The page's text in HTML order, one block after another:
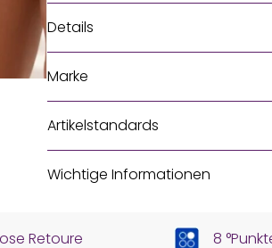
Details
Marke
Artikelstandards
Wichtige Informationen
Retoure 8